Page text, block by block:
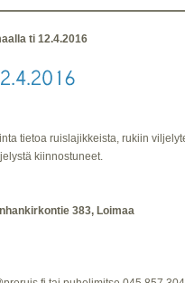
ti 12.4.2016
tietoa ruislajikkeista, rukiin
kiinnostuneet.
383, Loimaa